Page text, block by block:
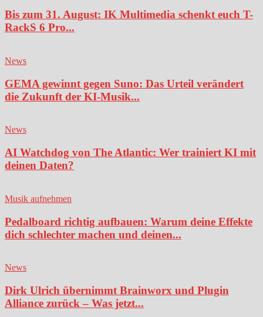
Bis zum 31. August: IK Multimedia schenkt euch T-
RackS 6 Pro...
News
GEMA gewinnt gegen Suno: Das Urteil verändert
die Zukunft der KI-Musik...
News
AI Watchdog von The Atlantic: Wer trainiert KI mit
deinen Daten?
Musik aufnehmen
Pedalboard richtig aufbauen: Warum deine Effekte
dich schlechter machen und deinen...
News
Dirk Ulrich übernimmt Brainworx und Plugin
Alliance zurück – Was jetzt...